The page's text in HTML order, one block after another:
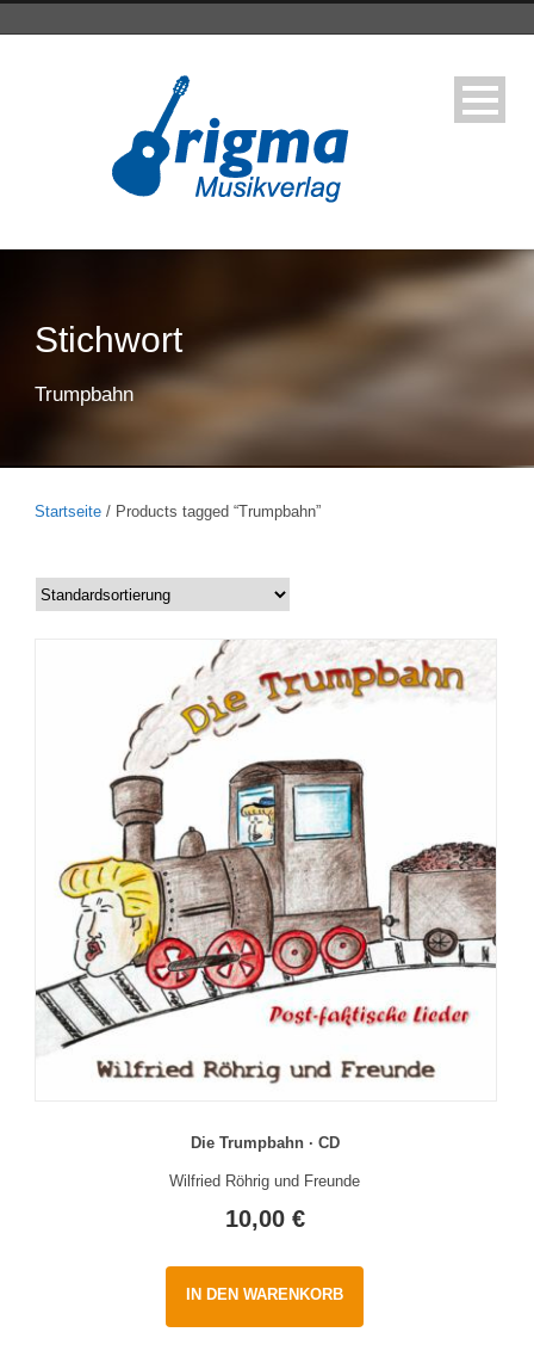
Stichwort
Trumpbahn
Startseite / Products tagged “Trumpbahn”
Die Trumpbahn · CD
Wilfried Röhrig und Freunde
10,00 €
IN DEN WARENKORB